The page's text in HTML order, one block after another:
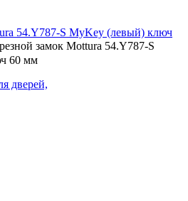
54.Y787-S MyKey (левый) ключ
замок Mottura 54.Y787-S
60 мм
дверей,